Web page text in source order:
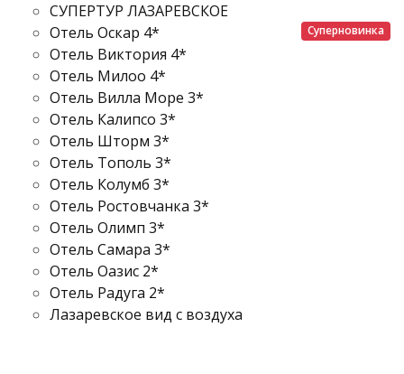
СУПЕРТУР ЛАЗАРЕВСКОЕ
Суперновинка
Отель Оскар 4*
Отель Виктория 4*
Отель Милоо 4*
Отель Вилла Море 3*
Отель Калипсо 3*
Отель Шторм 3*
Отель Тополь 3*
Отель Колумб 3*
Отель Ростовчанка 3*
Отель Олимп 3*
Отель Самара 3*
Отель Оазис 2*
Отель Радуга 2*
Лазаревское вид с воздуха